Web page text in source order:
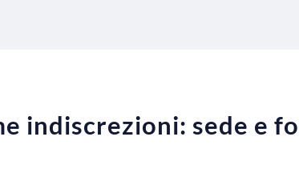
indiscrezioni: sede e